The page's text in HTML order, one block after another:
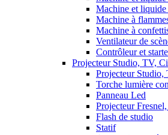
Machine et liquide
Machine à
Machine à
Ventilateur de
Contrôleur et
Projecteur Studio, TV,
Projecteur Studio,
Torche lumière
Panneau Led
Projecteur
Flash de studio
Statif